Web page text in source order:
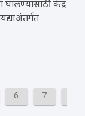
केंद्र
6 7